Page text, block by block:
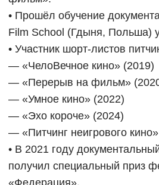
Новости лицея